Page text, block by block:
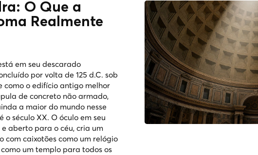
O Que a
Realmente
em seu descarado
por volta de 125 d.C. sob
como o edifício antigo melhor
de concreto não armado,
a maior do mundo nesse
século XX. O óculo em seu
aberto para o céu, cria um
com caixotões como um relógio
um templo para todos os